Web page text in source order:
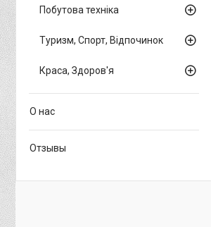
Побутова техніка
Туризм, Спорт, Відпочинок
Краса, Здоров'я
О нас
Отзывы